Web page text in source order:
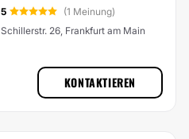
5
(1 Meinung)
Schillerstr. 26, Frankfurt am Main
KONTAKTIEREN